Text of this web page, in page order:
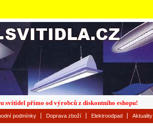
podmínky Doprava zboží Elektroodpad Aktuality
svítidel přímo od výrobců z diskontního eshopu!